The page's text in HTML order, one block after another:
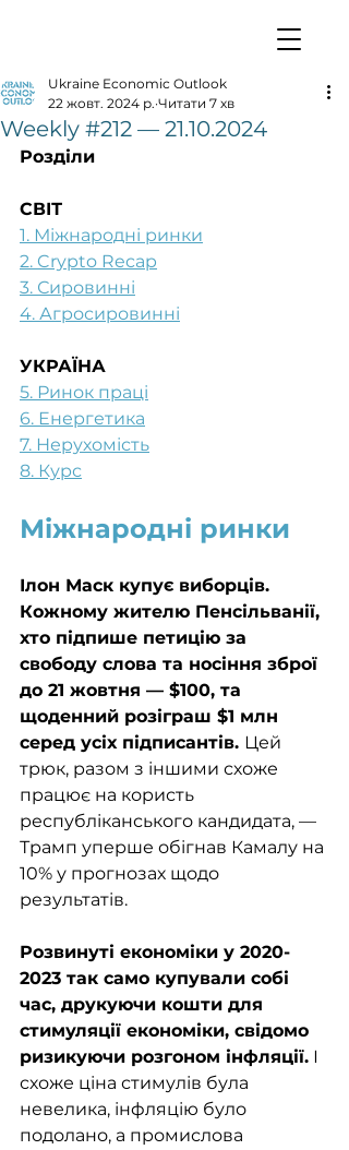
Weekly #212 — 21.10.2024
Ukraine Economic Outlook
22 жовт. 2024 р. Читати 7 хв
Розділи
СВІТ
1. Міжнародні ринки
2. Crypto Recap
3. Сировинні
4. Агросировинні
УКРАЇНА
5. Ринок праці
6. Енергетика
7. Нерухомість
8. Курс
Міжнародні ринки
Ілон Маск купує виборців.
Кожному жителю Пенсільванії,
хто підпише петицію за
свободу слова та носіння зброї
до 21 жовтня — $100, та
щоденний розіграш $1 млн
серед усіх підписантів. Цей
трюк, разом з іншими схоже
працює на користь
республіканського кандидата, —
Трамп уперше обігнав Камалу на
10% у прогнозах щодо
результатів.
Розвинуті економіки у 2020-
2023 так само купували собі
час, друкуючи кошти для
стимуляції економіки, свідомо
ризикуючи розгоном інфляції. І
схоже ціна стимулів була
невелика, інфляцію було
подолано, а промислова